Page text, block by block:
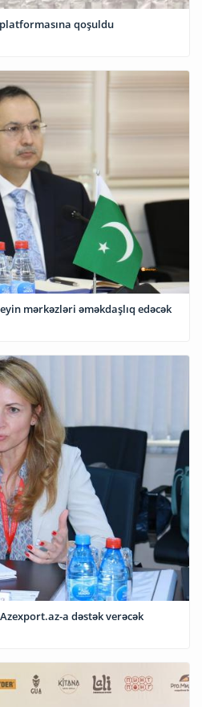
qoşuldu
mərkəzləri əməkdaşlıq edəcək
a dəstək verəcək